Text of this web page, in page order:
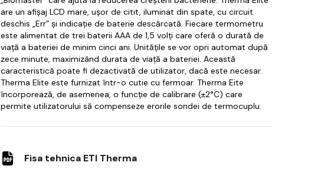
are un afișaj LCD mare, ușor de citit, iluminat din spate, cu circuit
deschis „Err” și indicație de baterie descărcată. Fiecare termometru
este alimentat de trei baterii AAA de 1,5 volți care oferă o durată de
viață a bateriei de minim cinci ani. Unitățile se vor opri automat după
zece minute, maximizând durata de viață a bateriei. Această
caracteristică poate fi dezactivată de utilizator, dacă este necesar.
Therma Elite este furnizat într-o cutie cu fermoar. Therma Eite
încorporează, de asemenea, o funcție de calibrare (±2°C) care
permite utilizatorului să compenseze erorile sondei de termocuplu.
Fisa tehnica ETI Therma